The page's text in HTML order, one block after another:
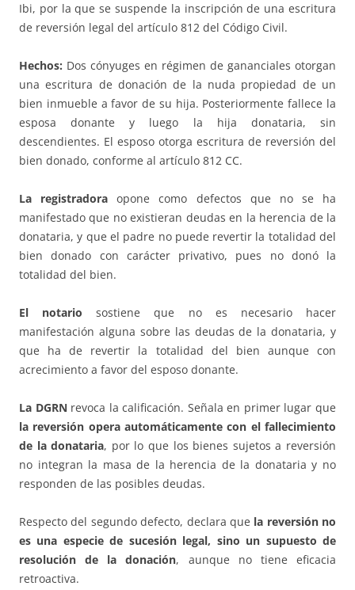
Ibi, por la que se suspende la inscripción de una escritura
de reversión legal del artículo 812 del Código Civil.
Hechos: Dos cónyuges en régimen de gananciales otorgan
una escritura de donación de la nuda propiedad de un
bien inmueble a favor de su hija. Posteriormente fallece la
esposa donante y luego la hija donataria, sin
descendientes. El esposo otorga escritura de reversión del
bien donado, conforme al artículo 812 CC.
La registradora opone como defectos que no se ha
manifestado que no existieran deudas en la herencia de la
donataria, y que el padre no puede revertir la totalidad del
bien donado con carácter privativo, pues no donó la
totalidad del bien.
El notario sostiene que no es necesario hacer
manifestación alguna sobre las deudas de la donataria, y
que ha de revertir la totalidad del bien aunque con
acrecimiento a favor del esposo donante.
La DGRNrevoca la calificación. Señala en primer lugar que
la reversión opera automáticamente con el fallecimiento
de la donataria, por lo que los bienes sujetos a reversión
no integran la masa de la herencia de la donataria y no
responden de las posibles deudas.
Respecto del segundo defecto, declara que la reversión no
es una especie de sucesión legal, sino un supuesto de
resolución de la donación, aunque no tiene eficacia
retroactiva.